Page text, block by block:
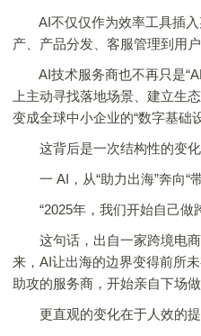
AI不仅仅作为效率工具插入
产、产品分发、客服管理到用
AI技术服务商也不再只是
上主动寻找落地场景、建立生
变成全球中小企业的“数字基础设
这背后是一次结构性的变化
一 AI，从“助力出海”奔向“
“2025年，我们开始自己做
这句话，出自一家跨境电商
来，AI让出海的边界变得前所
助攻的服务商，开始亲自下场做
更直观的变化在于人效的提